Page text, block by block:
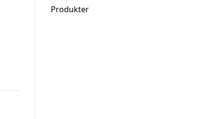
Produkter